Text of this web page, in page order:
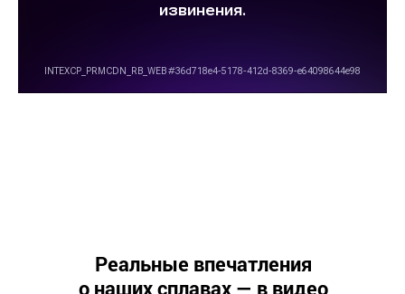
Реальные впечатления
о наших сплавах — в видео